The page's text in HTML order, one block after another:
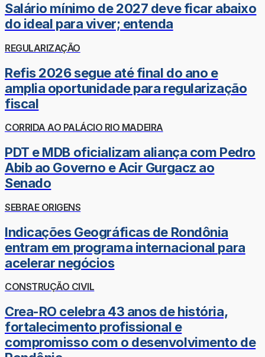
Salário mínimo de 2027 deve ficar abaixo
do ideal para viver; entenda
REGULARIZAÇÃO
Refis 2026 segue até final do ano e
amplia oportunidade para regularização
fiscal
CORRIDA AO PALÁCIO RIO MADEIRA
PDT e MDB oficializam aliança com Pedro
Abib ao Governo e Acir Gurgacz ao
Senado
SEBRAE ORIGENS
Indicações Geográficas de Rondônia
entram em programa internacional para
acelerar negócios
CONSTRUÇÃO CIVIL
Crea-RO celebra 43 anos de história,
fortalecimento profissional e
compromisso com o desenvolvimento de